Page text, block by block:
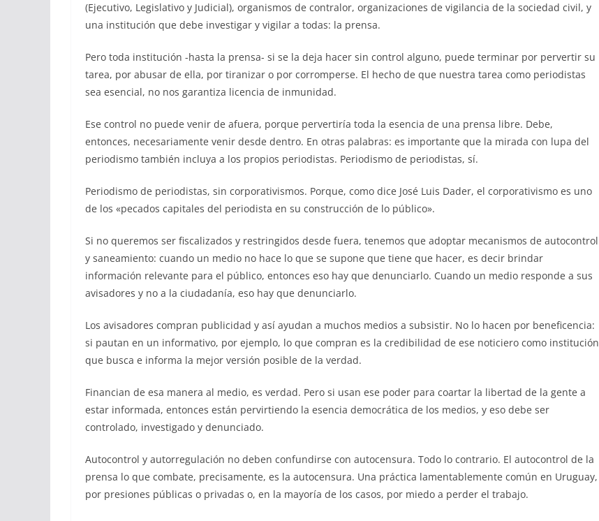
(Ejecutivo, Legislativo y Judicial), organismos de contralor, organizaciones de vigilancia de la sociedad civil, y
una institución que debe investigar y vigilar a todas: la prensa.
Pero toda institución -hasta la prensa- si se la deja hacer sin control alguno, puede terminar por pervertir su
tarea, por abusar de ella, por tiranizar o por corromperse. El hecho de que nuestra tarea como periodistas
sea esencial, no nos garantiza licencia de inmunidad.
Ese control no puede venir de afuera, porque pervertiría toda la esencia de una prensa libre. Debe,
entonces, necesariamente venir desde dentro. En otras palabras: es importante que la mirada con lupa del
periodismo también incluya a los propios periodistas. Periodismo de periodistas, sí.
Periodismo de periodistas, sin corporativismos. Porque, como dice José Luis Dader, el corporativismo es uno
de los «pecados capitales del periodista en su construcción de lo público».
Si no queremos ser fiscalizados y restringidos desde fuera, tenemos que adoptar mecanismos de autocontrol
y saneamiento: cuando un medio no hace lo que se supone que tiene que hacer, es decir brindar
información relevante para el público, entonces eso hay que denunciarlo. Cuando un medio responde a sus
avisadores y no a la ciudadanía, eso hay que denunciarlo.
Los avisadores compran publicidad y así ayudan a muchos medios a subsistir. No lo hacen por beneficencia:
si pautan en un informativo, por ejemplo, lo que compran es la credibilidad de ese noticiero como institución
que busca e informa la mejor versión posible de la verdad.
Financian de esa manera al medio, es verdad. Pero si usan ese poder para coartar la libertad de la gente a
estar informada, entonces están pervirtiendo la esencia democrática de los medios, y eso debe ser
controlado, investigado y denunciado.
Autocontrol y autorregulación no deben confundirse con autocensura. Todo lo contrario. El autocontrol de la
prensa lo que combate, precisamente, es la autocensura. Una práctica lamentablemente común en Uruguay,
por presiones públicas o privadas o, en la mayoría de los casos, por miedo a perder el trabajo.